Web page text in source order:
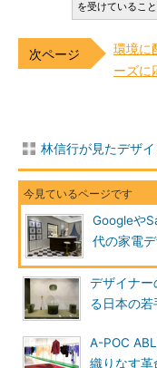
を受けているこ
環境に
ーズに
林信行が見たデザ
Googleや
代の家電
デザイナー
る日本の
A-POC
織りなす革